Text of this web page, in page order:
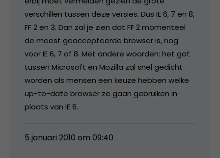
verschillen tussen deze versies. Dus IE 6, 7 en 8,
FF 2 en 3. Dan zal je zien dat FF 2 momenteel
de meest geaccepteerde browser is, nog
voor IE 6, 7 of 8. Met andere woorden: het gat
tussen Microsoft en Mozilla zal snel gedicht
worden als mensen een keuze hebben welke
up-to-date browser ze gaan gebruiken in
plaats van IE 6.
5 januari 2010 om 09:40